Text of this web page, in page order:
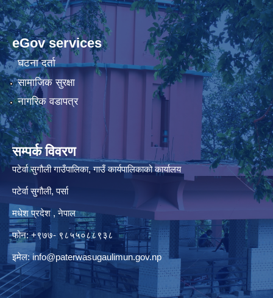
eGov services
घटना दर्ता
सामाजिक सुरक्षा
नागरिक वडापत्र
सम्पर्क विवरण
पटेर्वा सुगौली गाउँपालिका, गाउँ कार्यपालिकाको कार्यालय
पटेर्वा सुगौली, पर्सा
मधेश प्रदेश , नेपाल
फोन: +९७७- ९८५५०८८९३८
इमेल:info@paterwasugaulimun.gov.np